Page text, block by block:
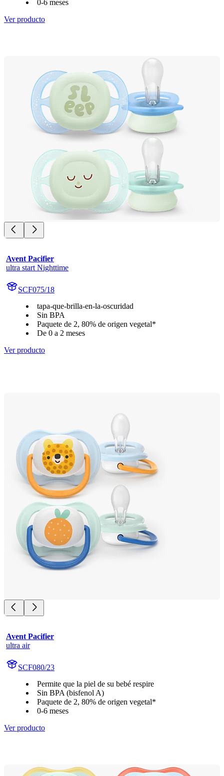
0-6 meses
Ver producto
Avent Pacifier
ultra start Nighttime
SCF075/18
tapa-que-brilla-en-la-oscuridad
Sin BPA
Paquete de 2, 80% de origen vegetal*
De 0 a 2 meses
Ver producto
Avent Pacifier
ultra air
SCF080/23
Permite que la piel de su bebé respire
Sin BPA (bisfenol A)
Paquete de 2, 80% de origen vegetal*
0-6 meses
Ver producto